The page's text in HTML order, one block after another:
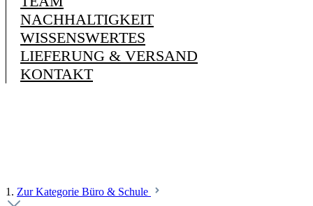
NACHHALTIGKEIT
WISSENSWERTES
LIEFERUNG & VERSAND
KONTAKT
1. Zur Kategorie Büro & Schule